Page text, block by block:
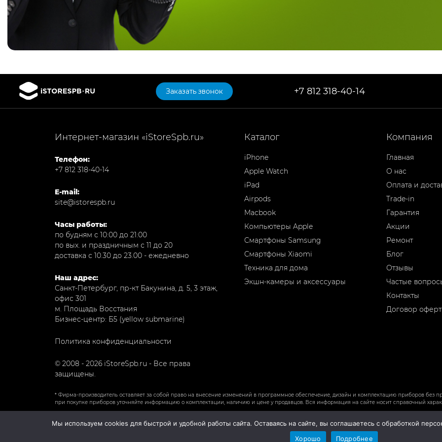
Заказать звонок +7 812 318-40-14
Интернет-магазин «iStoreSpb.ru»
Телефон:
+7 812 318-40-14
E-mail:
site@istorespb.ru
Часы работы:
по будням с 10:00 до 21:00
по вых. и праздничным с 11 до 20
доставка с 10.30 до 23.00 - ежедневно
Наш адрес:
Санкт-Петербург, пр-кт Бакунина, д. 5, 3 этаж,
офис 301
м. Площадь Восстания
Бизнес-центр: Б5 (yellow submarine)
Политика конфиденциальности
© 2008 - 2026 iStoreSpb.ru - Все права
защищены.
Каталог
iPhone
Apple Watch
iPad
Airpods
Macbook
Компьютеры Apple
Смартфоны Samsung
Смартфоны Xiaomi
Техника для дома
Экшн-камеры и аксессуары
Компания
Главная
О нас
Оплата и
Trade-in
Гарантия
Акции
Ремонт
Блог
Отзывы
Частые
Контакты
Договор
* Фирма-производитель оставляет за собой право на внесение изменений в программное обеспечение, дизайн и комплектацию приборов без
при покупке приборов уточняйте информацию о комплектации, наличию и цене у продавцов. Вся информация на сайте носит справочный
Мы используем cookies для быстрой и удобной работы сайта. Оставаясь на сайте, вы соглашаетесь с обработкой
Хорошо
Подробнее